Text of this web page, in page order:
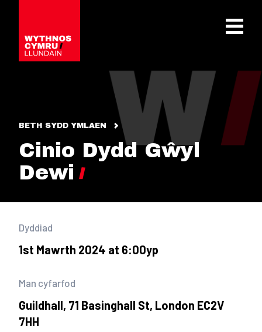
OPEN
BETH SYDD YMLAEN
Cinio Dydd Gŵyl
Dewi
Dyddiad
1st Mawrth 2024 at 6:00yp
Man cyfarfod
Guildhall, 71 Basinghall St, London EC2V
7HH